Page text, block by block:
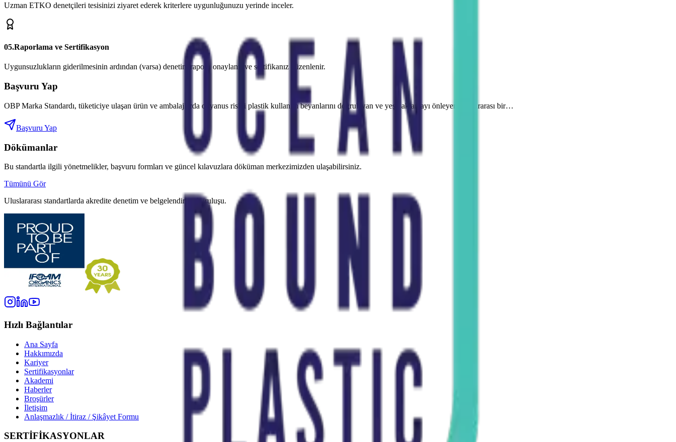
Uzman ETKO denetçileri tesisinizi ziyaret ederek kriterlere uygunluğunuzu yerinde inceler.
05.Raporlama ve Sertifikasyon
Uygunsuzlukların giderilmesinin ardından (varsa) denetim raporu onaylanır ve sertifikanız düzenlenir.
Başvuru Yap
OBP Marka Standardı, tüketiciye ulaşan ürün ve ambalajlarda okyanus riskli plastik kullanım beyanlarını doğrulayan ve yeşil aklamayı önleyen uluslararası bir…
Başvuru Yap
Dökümanlar
Bu standartla ilgili yönetmelikler, başvuru formları ve güncel kılavuzlara döküman merkezimizden ulaşabilirsiniz.
Tümünü Gör
Uluslararası standartlarda akredite denetim ve belgelendirme kuruluşu.
Hızlı Bağlantılar
Ana Sayfa
Hakkımızda
Kariyer
Sertifikasyonlar
Akademi
Haberler
Broşürler
İletişim
Anlaşmazlık / İtiraz / Şikâyet Formu
SERTİFİKASYONLAR